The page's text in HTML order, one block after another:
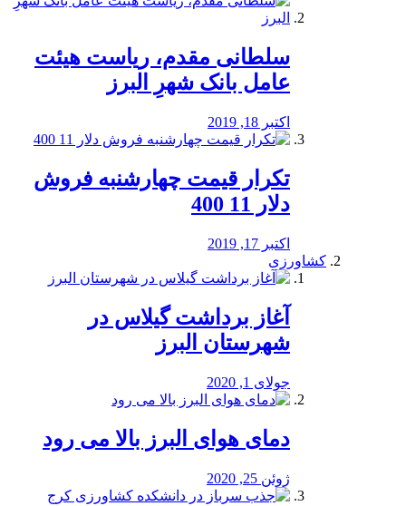
سلطانی مقدم، ریاست هیئت
عامل بانک شهرِ البرز
اکتبر 18, 2019
تکرار قیمت چهارشنبه فروش
دلار 11 400
اکتبر 17, 2019
کشاورزی
آغاز برداشت گیلاس در
شهرستان البرز
جولای 1, 2020
دمای هوای البرز بالا می رود
ژوئن 25, 2020